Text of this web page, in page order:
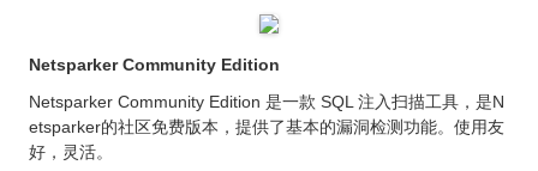
Netsparker Community Edition
Netsparker Community Edition 是一款 SQL 注入扫描工具，是N
etsparker的社区免费版本，提供了基本的漏洞检测功能。使用友
好，灵活。